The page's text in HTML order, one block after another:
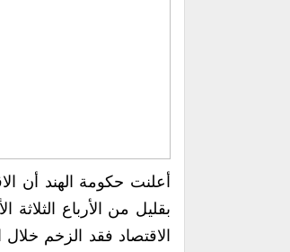
بقليل من الأرباع
الاقتصاد فقد الزخم خلال